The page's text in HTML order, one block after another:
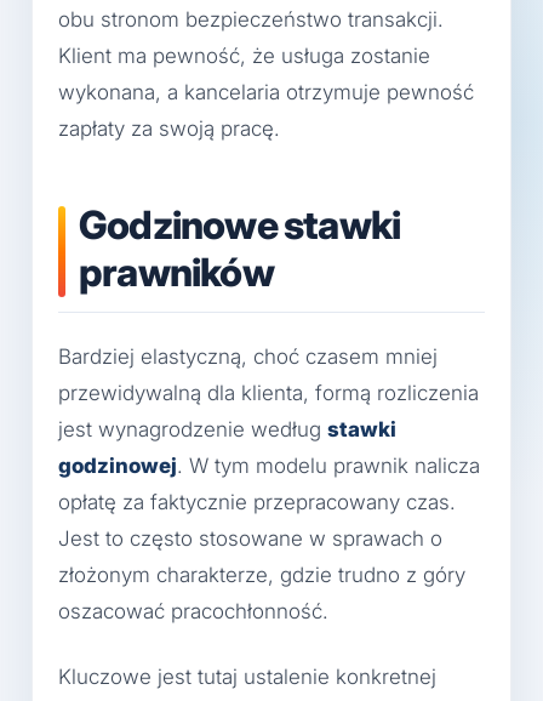
obu stronom bezpieczeństwo transakcji.
Klient ma pewność, że usługa zostanie
wykonana, a kancelaria otrzymuje pewność
zapłaty za swoją pracę.
Godzinowe stawki
prawników
Bardziej elastyczną, choć czasem mniej
przewidywalną dla klienta, formą rozliczenia
jest wynagrodzenie według stawki
godzinowej. W tym modelu prawnik nalicza
opłatę za faktycznie przepracowany czas.
Jest to często stosowane w sprawach o
złożonym charakterze, gdzie trudno z góry
oszacować pracochłonność.
Kluczowe jest tutaj ustalenie konkretnej